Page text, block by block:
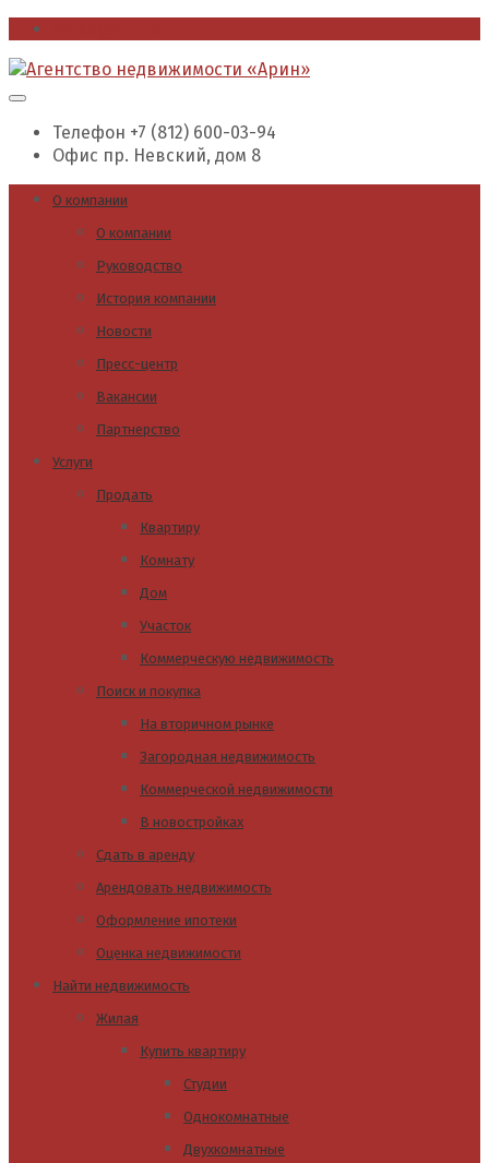
Телефон +7 (812) 600-03-94
Офис пр. Невский, дом 8
О компании
О компании
Руководство
История компании
Новости
Пресс-центр
Вакансии
Партнерство
Услуги
Продать
Квартиру
Комнату
Дом
Участок
Коммерческую недвижимость
Поиск и покупка
На вторичном рынке
Загородная недвижимость
Коммерческой недвижимости
В новостройках
Сдать в аренду
Арендовать недвижимость
Оформление ипотеки
Оценка недвижимости
Найти недвижимость
Жилая
Купить квартиру
Студии
Однокомнатные
Двухкомнатные